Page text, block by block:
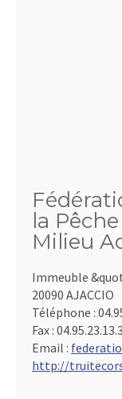
la
Milieu
Immeuble
20090 AJACCIO
Téléphone :
Fax :
Email :
http://